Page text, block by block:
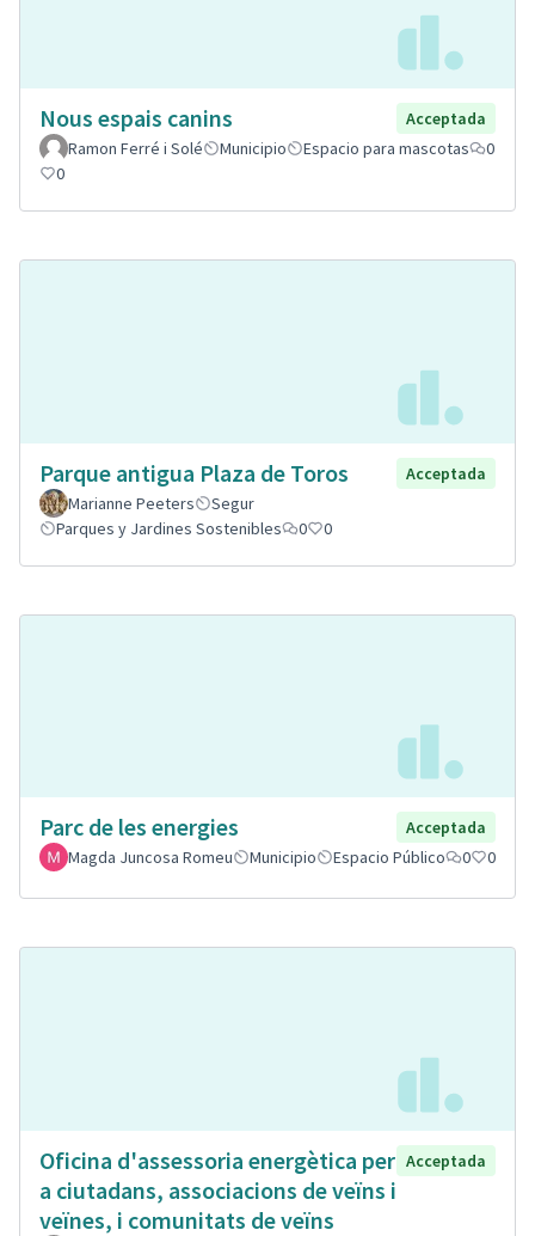
Nous espais canins
Acceptada
Ramon Ferré i Solé
Municipio Espacio para mascotas
0
0
Parque antigua Plaza de Toros
Acceptada
Marianne Peeters
Segur
Parques y Jardines Sostenibles
0 0
Parc de les energies
Acceptada
Magda Juncosa Romeu
Municipio Espacio Público 0 0
Oficina d'assessoria energètica per
a ciutadans, associacions de veïns i
veïnes, i comunitats de veïns
Acceptada